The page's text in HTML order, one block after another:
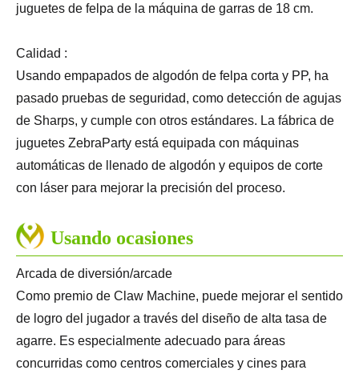
juguetes de felpa de la máquina de garras de 18 cm.
Calidad :
Usando empapados de algodón de felpa corta y PP, ha
pasado pruebas de seguridad, como detección de agujas
de Sharps, y cumple con otros estándares. La fábrica de
juguetes ZebraParty está equipada con máquinas
automáticas de llenado de algodón y equipos de corte
con láser para mejorar la precisión del proceso.
Usando ocasiones
Arcada de diversión/arcade
Como premio de Claw Machine, puede mejorar el sentido
de logro del jugador a través del diseño de alta tasa de
agarre. Es especialmente adecuado para áreas
concurridas como centros comerciales y cines para